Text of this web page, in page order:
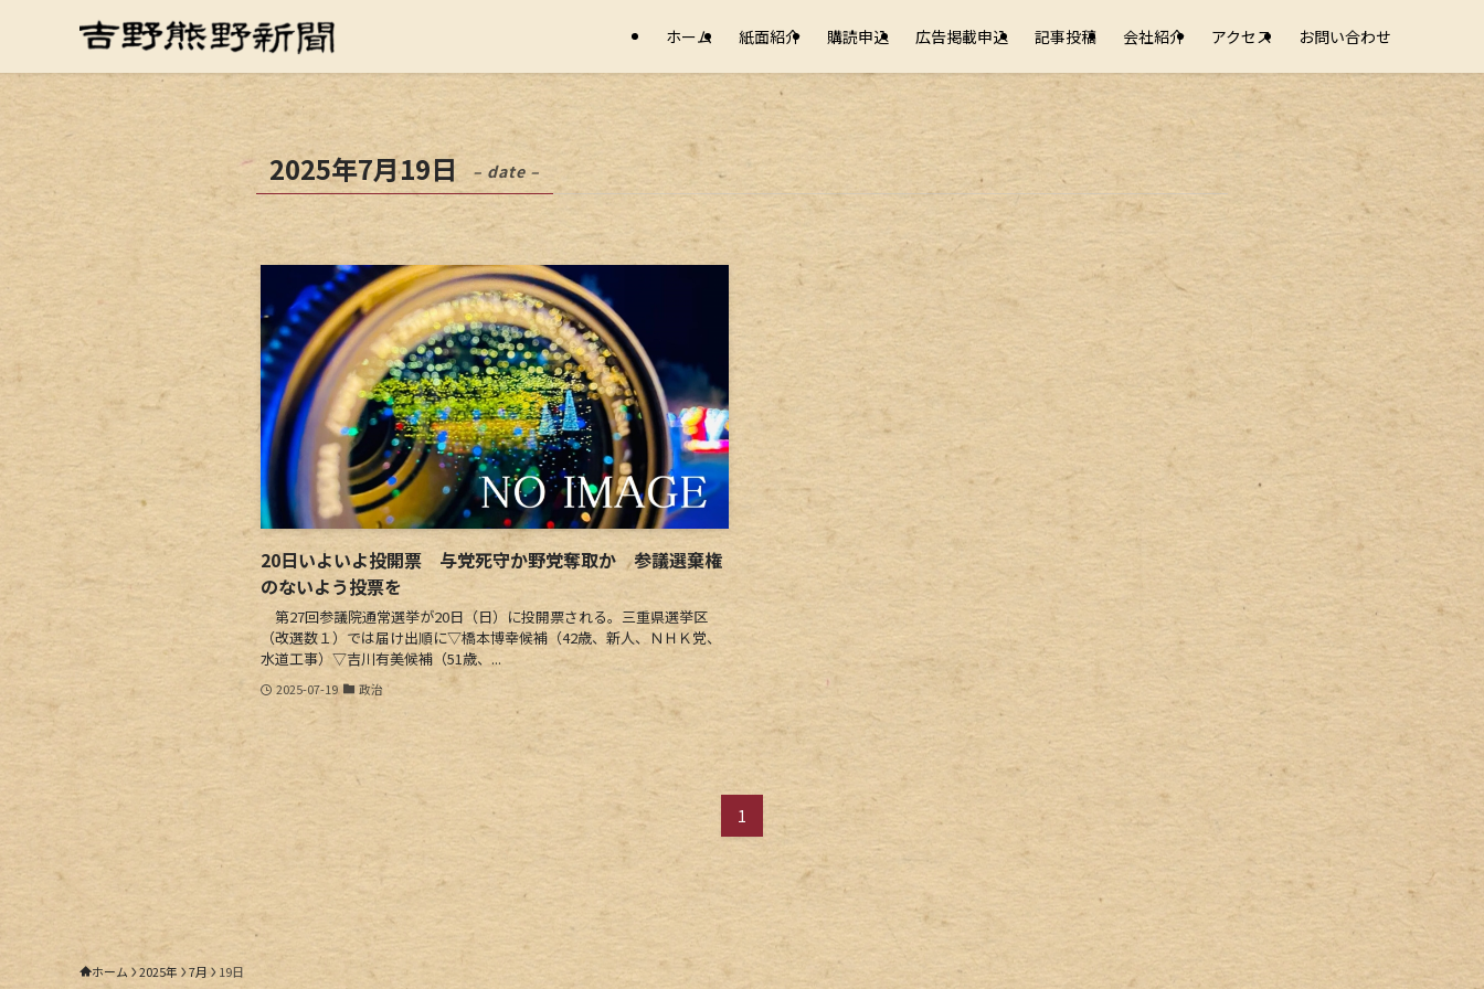
ホーム 紙面紹介 購読申込 広告掲載申込 記事投稿 会社紹介 アクセス お問い合わせ
2025年7月19日 – date –
20日いよいよ投開票 与党死守か野党奪取か 参議選棄権
のないよう投票を
第27回参議院通常選挙が20日（日）に投開票される。三重県選挙区
（改選数１）では届け出順に▽橋本博幸候補（42歳、新人、ＮＨＫ党、
水道工事）▽吉川有美候補（51歳、...
2025-07-19 政治
1
ホーム 2025年 7月 19日